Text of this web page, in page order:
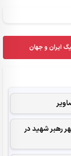
ایران و جهان
رهبر شهید در